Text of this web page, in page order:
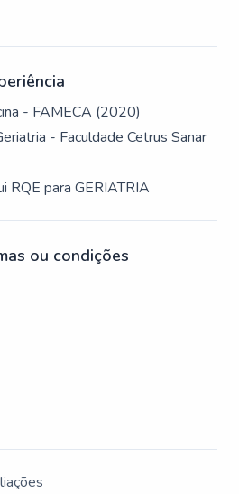
- FAMECA (2020)
- Faculdade Cetrus Sanar
RQE para GERIATRIA
ou condições